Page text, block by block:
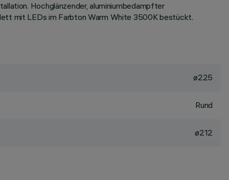
Hochglänzender, aluminiumbedampfter
mit LEDs im Farbton Warm White 3500K bestückt.
ø225
Rund
ø212